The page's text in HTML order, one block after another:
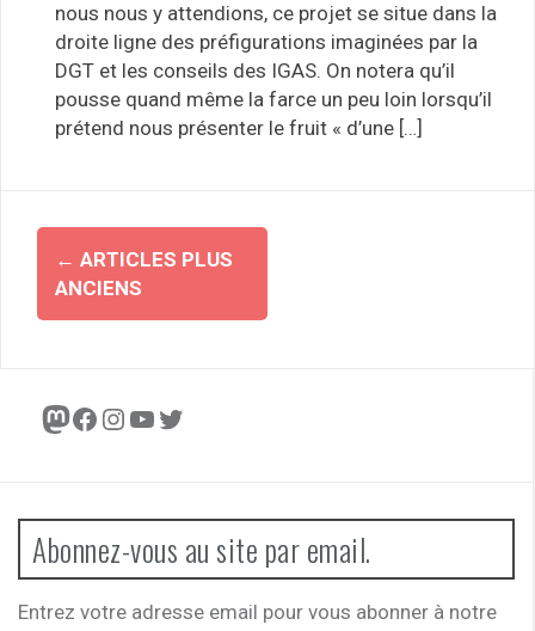
nous nous y attendions, ce projet se situe dans la
droite ligne des préfigurations imaginées par la
DGT et les conseils des IGAS. On notera qu’il
pousse quand même la farce un peu loin lorsqu’il
prétend nous présenter le fruit « d’une […]
Navigation
des
← ARTICLES PLUS
ANCIENS
Mastodon
Facebook
Instagram
YouTube
Twitter
Abonnez-vous au site par email.
Entrez votre adresse email pour vous abonner à notre